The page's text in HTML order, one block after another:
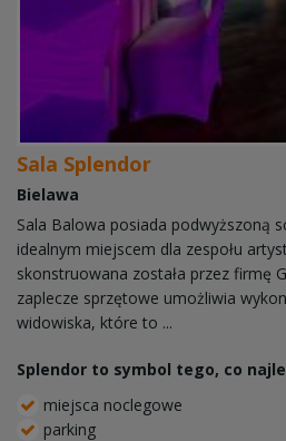
Sala Splendor
Bielawa
Sala Balowa posiada podwyższoną
idealnym miejscem dla zespołu
skonstruowana została przez firmę
zaplecze sprzętowe umożliwia
widowiska, które to ...
Splendor to symbol tego, co
miejsca noclegowe
parking